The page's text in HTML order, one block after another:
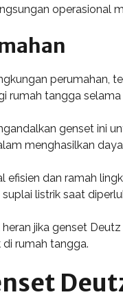
operasional
perumahan,
rumah tangga
genset ini
menghasilkan
efisien dan ramah
listrik saat
jika genset
rumah tangga.